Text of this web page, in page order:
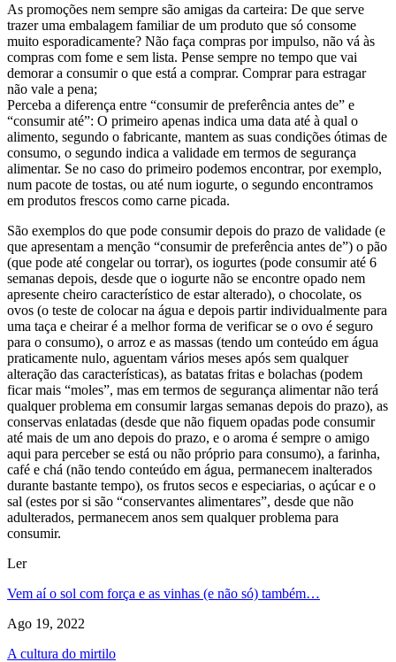
As promoções nem sempre são amigas da carteira: De que serve
trazer uma embalagem familiar de um produto que só consome
muito esporadicamente? Não faça compras por impulso, não vá às
compras com fome e sem lista. Pense sempre no tempo que vai
demorar a consumir o que está a comprar. Comprar para estragar
não vale a pena;
Perceba a diferença entre “consumir de preferência antes de” e
“consumir até”: O primeiro apenas indica uma data até à qual o
alimento, segundo o fabricante, mantem as suas condições ótimas de
consumo, o segundo indica a validade em termos de segurança
alimentar. Se no caso do primeiro podemos encontrar, por exemplo,
num pacote de tostas, ou até num iogurte, o segundo encontramos
em produtos frescos como carne picada.
São exemplos do que pode consumir depois do prazo de validade (e
que apresentam a menção “consumir de preferência antes de”) o pão
(que pode até congelar ou torrar), os iogurtes (pode consumir até 6
semanas depois, desde que o iogurte não se encontre opado nem
apresente cheiro característico de estar alterado), o chocolate, os
ovos (o teste de colocar na água e depois partir individualmente para
uma taça e cheirar é a melhor forma de verificar se o ovo é seguro
para o consumo), o arroz e as massas (tendo um conteúdo em água
praticamente nulo, aguentam vários meses após sem qualquer
alteração das características), as batatas fritas e bolachas (podem
ficar mais “moles”, mas em termos de segurança alimentar não terá
qualquer problema em consumir largas semanas depois do prazo), as
conservas enlatadas (desde que não fiquem opadas pode consumir
até mais de um ano depois do prazo, e o aroma é sempre o amigo
aqui para perceber se está ou não próprio para consumo), a farinha,
café e chá (não tendo conteúdo em água, permanecem inalterados
durante bastante tempo), os frutos secos e especiarias, o açúcar e o
sal (estes por si são “conservantes alimentares”, desde que não
adulterados, permanecem anos sem qualquer problema para
consumir.
Ler
Vem aí o sol com força e as vinhas (e não só) também…
Ago 19, 2022
A cultura do mirtilo